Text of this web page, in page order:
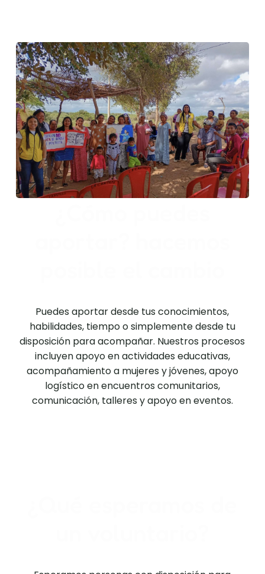
Puedes aportar desde tus conocimientos,
habilidades, tiempo o simplemente desde tu
disposición para acompañar. Nuestros procesos
incluyen apoyo en actividades educativas,
acompañamiento a mujeres y jóvenes, apoyo
logístico en encuentros comunitarios,
comunicación, talleres y apoyo en eventos.